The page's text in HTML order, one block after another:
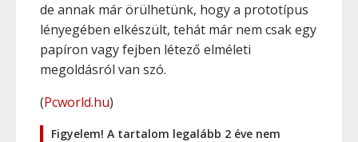
de annak már örülhetünk, hogy a prototípus
lényegében elkészült, tehát már nem csak egy
papíron vagy fejben létező elméleti
megoldásról van szó.
(Pcworld.hu)
Figyelem! A tartalom legalább 2 éve nem